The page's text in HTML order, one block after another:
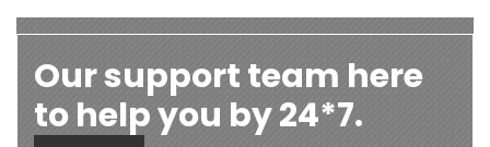
Our support team here
to help you by 24*7.